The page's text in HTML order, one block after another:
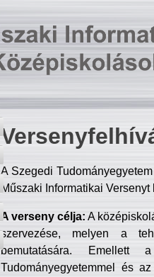
A Szegedi
Műszaki Informatikai
A verseny célja: A
szervezése, melyen a
bemutatására. Emellett
Tudományegyetemmel és